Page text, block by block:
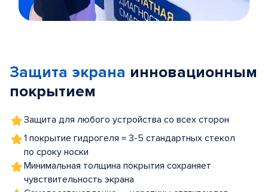
5
Защита экрана инновационным
покрытием
Защита для любого устройства со всех сторон
1 покрытие гидрогеля = 3-5 стандартных стекол
по сроку носки
Минимальная толщина покрытия сохраняет
чувствительность экрана